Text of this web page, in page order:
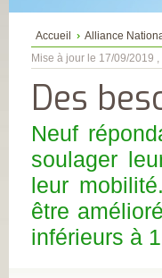
Accueil Alliance
Mise à jour le 17/09/2019
Des
Neuf
soulager
leur
être
inférieurs à